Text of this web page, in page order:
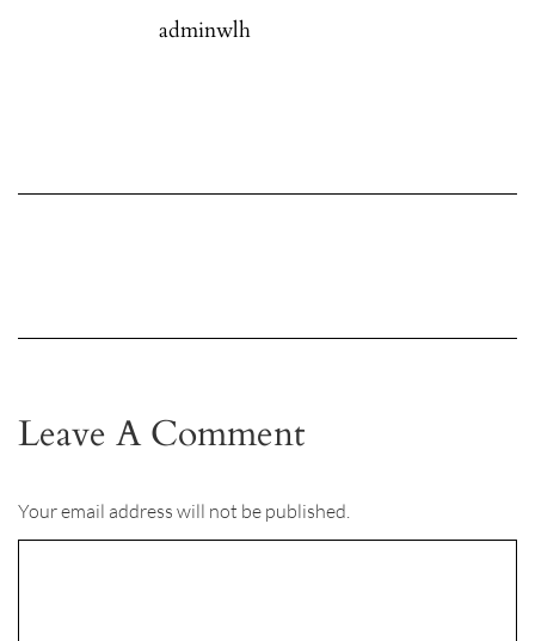
adminwlh
Leave A Comment
Your email address will not be published.